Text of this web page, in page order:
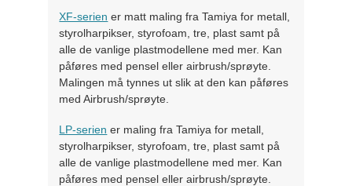
XF-serien er matt maling fra Tamiya for metall,
styrolharpikser, styrofoam, tre, plast samt på
alle de vanlige plastmodellene med mer. Kan
påføres med pensel eller airbrush/sprøyte.
Malingen må tynnes ut slik at den kan påføres
med Airbrush/sprøyte.
LP-serien er maling fra Tamiya for metall,
styrolharpikser, styrofoam, tre, plast samt på
alle de vanlige plastmodellene med mer. Kan
påføres med pensel eller airbrush/sprøyte.